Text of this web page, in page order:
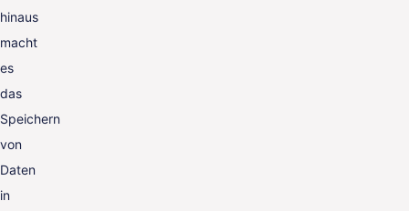
hinaus
macht
es
das
Speichern
von
Daten
in